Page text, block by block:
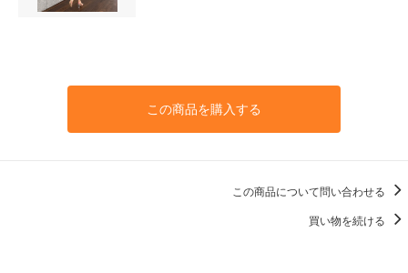
この商品を購入する
この商品について問い合わせる
買い物を続ける